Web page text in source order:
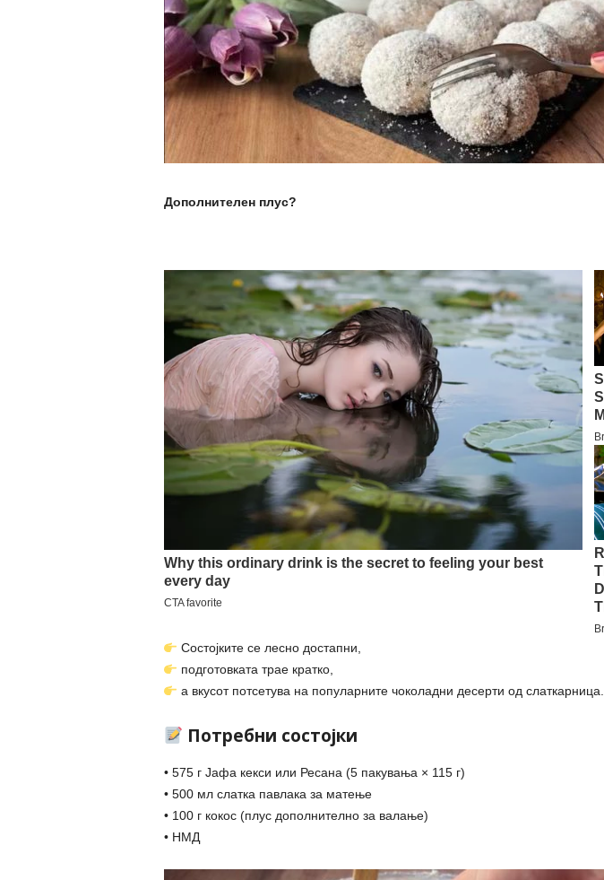
Дополнителен плус?
Состојките се лесно достапни,
подготовката трае кратко,
а вкусот потсетува на популарните чоколадни десерти од слаткарница.
Потребни состојки
• 575 г Јафа кекси или Ресана (5 пакувања × 115 г)
• 500 мл слатка павлака за матење
• 100 г кокос (плус дополнително за валање)
• НМД